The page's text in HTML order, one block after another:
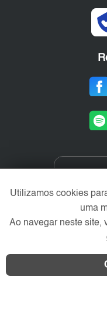
Utilizamos cookies
uma
Ao navegar neste site,